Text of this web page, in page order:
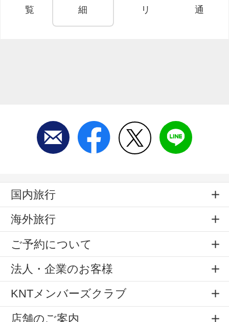
覧
細
リ
通
国内旅行
海外旅行
ご予約について
法人・企業のお客様
KNTメンバーズクラブ
店舗のご案内